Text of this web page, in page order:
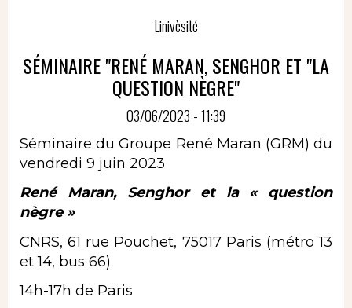
Linivèsité
SÉMINAIRE "RENÉ MARAN, SENGHOR ET "LA
QUESTION NÈGRE"
03/06/2023 - 11:39
Séminaire du Groupe René Maran (GRM) du
vendredi 9 juin 2023
René Maran, Senghor et la « question
nègre »
CNRS, 61 rue Pouchet, 75017 Paris (métro 13
et 14, bus 66)
14h-17h de Paris